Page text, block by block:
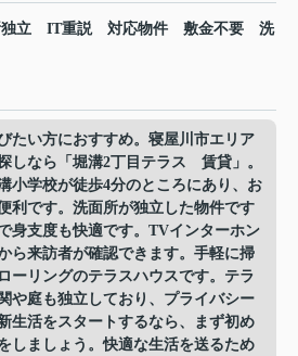
立 IT重説 対応物件 敷金不要
洗
たい方におすすめ。寝屋川市エリア
しなら「堀溝2丁目テラス 賃貸」。
小学校が徒歩4分のところにあり、お
利です。洗面所が独立した物件です
身支度も快適です。TVインターホン
ら来訪者が確認できます。手軽に掃
ーリングのテラスハウスです。テラ
や庭も独立しており、プライバシー
生活をスタートするなら、まず初め
しましょう。快適な生活を送るため